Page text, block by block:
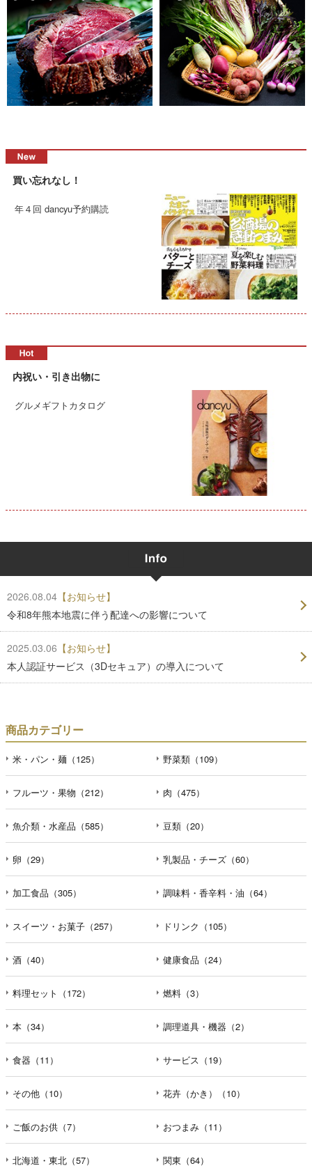
買い忘れなし！
年４回 dancyu予約購読
内祝い・引き出物に
グルメギフトカタログ
2026.08.04 【お知らせ】
令和8年熊本地震に伴う配達への影響について
2025.03.06 【お知らせ】
本人認証サービス（3Dセキュア）の導入について
商品カテゴリー
米・パン・麺（125） 野菜類（109）
フルーツ・果物（212） 肉（475）
魚介類・水産品（585） 豆類（20）
卵（29） 乳製品・チーズ（60）
加工食品（305） 調味料・香辛料・油（64）
スイーツ・お菓子（257） ドリンク（105）
酒（40） 健康食品（24）
料理セット（172） 燃料（3）
本（34） 調理道具・機器（2）
食器（11） サービス（19）
その他（10） 花卉（かき）（10）
ご飯のお供（7） おつまみ（11）
北海道・東北（57） 関東（64）